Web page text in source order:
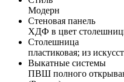
Модерн
Стеновая панель
ХДФ в цвет
Столешница
пластиковая; из
Выкатные системы
ПВШ полного